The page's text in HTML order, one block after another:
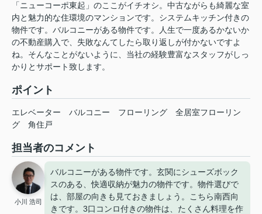
「ニューコーポ東起」のここがイチオシ。中古ながらも綺麗な室
内と魅力的な住環境のマンションです。システムキッチン付きの
物件です。バルコニーがある物件です。人生で一度あるかないか
の不動産購入で、失敗なんてしたら取り返しが付かないですよ
ね。そんなことがないように、当社の経験豊富なスタッフがしっ
かりとサポート致します。
ポイント
エレベーター バルコニー フローリング
全居室フローリン
グ
角住戸
担当者のコメント
小川 浩司
バルコニーがある物件です。玄関にシューズボック
スのある、快適収納が魅力の物件です。物件選びで
は、部屋の向きも見ておきましょう。こちら南西向
きです。3口コンロ付きの物件は、たくさん料理を作